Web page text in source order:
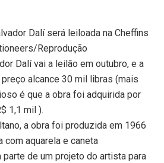
Dalí será leiloada na Cheffins
Reprodução
Dalí vai a leilão em outubro, e a
alcance 30 mil libras (mais
é que a obra foi adquirida por
1,1 mil ).
a obra foi produzida em 1966
aquarela e caneta
parte de um projeto do artista para